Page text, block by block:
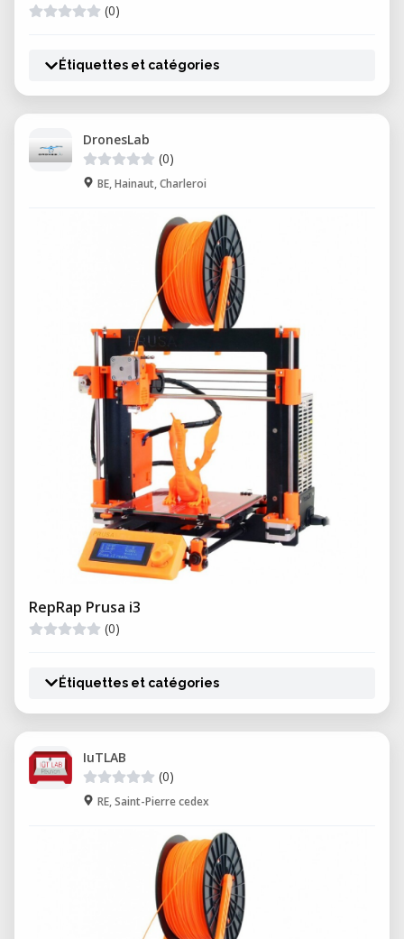
(0)
Étiquettes et catégories
DronesLab
(0)
BE, Hainaut, Charleroi
RepRap Prusa i3
(0)
Étiquettes et catégories
IuTLAB
(0)
RE, Saint-Pierre cedex